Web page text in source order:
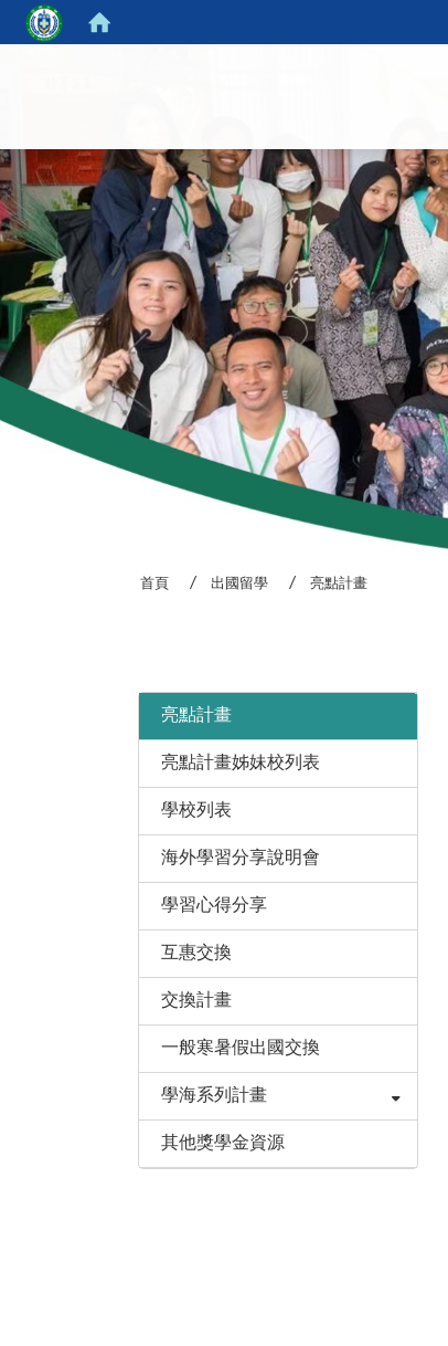
首頁 出國留學 亮點計畫
亮點計畫
亮點計畫姊妹校列表
學校列表
海外學習分享說明會
學習心得分享
互惠交換
交換計畫
一般寒暑假出國交換
學海系列計畫
其他獎學金資源